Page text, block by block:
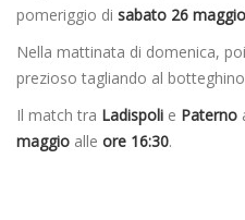
pomeriggio di sabato 26 maggio
Nella mattinata di domenica,
prezioso tagliando al
Il match tra Ladispoli e Paterno
maggio alle ore 16:30.